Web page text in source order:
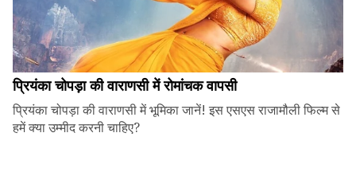
प्रियंका चोपड़ा की वाराणसी में रोमांचक वापसी
प्रियंका चोपड़ा की वाराणसी में भूमिका जानें! इस एसएस राजामौली फिल्म से
हमें क्या उम्मीद करनी चाहिए?